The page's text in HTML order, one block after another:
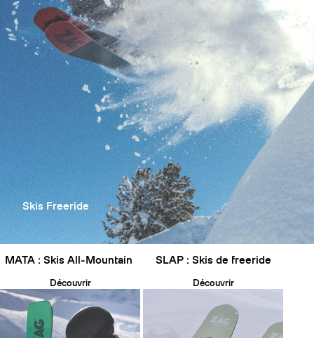
Skis Freeride
MATA : Skis All-Mountain
Découvrir
SLAP : Skis de freeride
Découvrir